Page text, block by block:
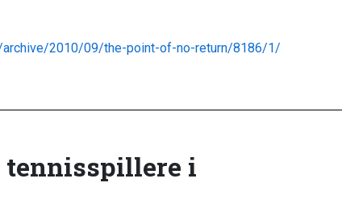
archive/2010/09/the-point-of-no-return/8186/1/
tennisspillere i